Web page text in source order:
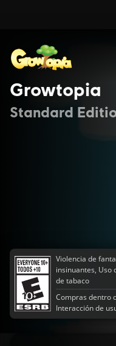
Growtopia
Standard
Violencia de
insinuantes, Uso
de tabaco
Compras dentro
Interacción de